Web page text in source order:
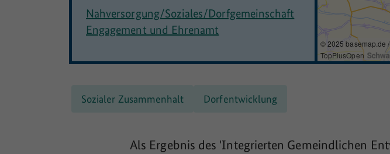
Nahversorgung/Soziales/Dorfgemeinschaft
Engagement und Ehrenamt
© 2025 basemap.de
TopPlusOpen
Sozialer Zusammenhalt Dorfentwicklung
Als Ergebnis des 'Integrierten Gemeindlichen